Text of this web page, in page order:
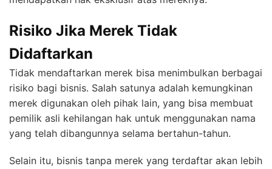
Risiko Jika Merek Tidak
Didaftarkan
Tidak mendaftarkan merek bisa menimbulkan berbagai
risiko bagi bisnis. Salah satunya adalah kemungkinan
merek digunakan oleh pihak lain, yang bisa membuat
pemilik asli kehilangan hak untuk menggunakan nama
yang telah dibangunnya selama bertahun-tahun.
Selain itu, bisnis tanpa merek yang terdaftar akan lebih